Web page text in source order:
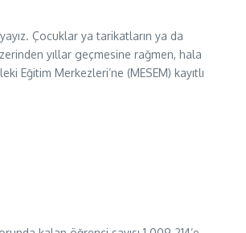
Çocuklar ya tarikatların ya da
yıllar geçmesine rağmen, hala
Eğitim Merkezleri’ne (MESEM) kayıtlı